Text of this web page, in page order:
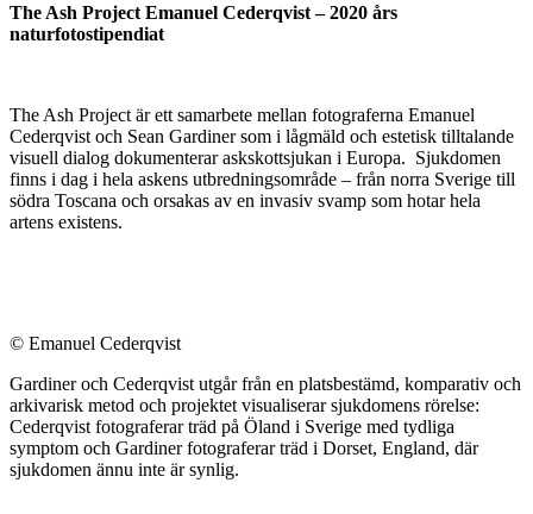
The Ash Project Emanuel Cederqvist – 2020 års
naturfotostipendiat
The Ash Project är ett samarbete mellan fotograferna Emanuel
Cederqvist och Sean Gardiner som i lågmäld och estetisk tilltalande
visuell dialog dokumenterar askskottsjukan i Europa. Sjukdomen
finns i dag i hela askens utbredningsområde – från norra Sverige till
södra Toscana och orsakas av en invasiv svamp som hotar hela
artens existens.
© Emanuel Cederqvist
Gardiner och Cederqvist utgår från en platsbestämd, komparativ och
arkivarisk metod och projektet visualiserar sjukdomens rörelse:
Cederqvist fotograferar träd på Öland i Sverige med tydliga
symptom och Gardiner fotograferar träd i Dorset, England, där
sjukdomen ännu inte är synlig.